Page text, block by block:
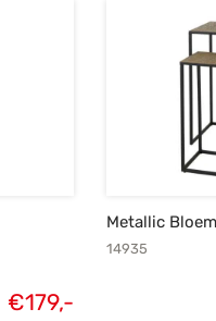
€179,-
Metallic
14935